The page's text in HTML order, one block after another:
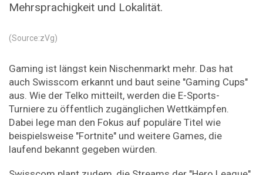
Mehrsprachigkeit und Lokalität.
(Source:zVg)
Gaming ist längst kein Nischenmarkt mehr. Das hat
auch Swisscom erkannt und baut seine "Gaming Cups"
aus. Wie der Telko mitteilt, werden die E-Sports-
Turniere zu öffentlich zugänglichen Wettkämpfen.
Dabei lege man den Fokus auf populäre Titel wie
beispielsweise "Fortnite" und weitere Games, die
laufend bekannt gegeben würden.